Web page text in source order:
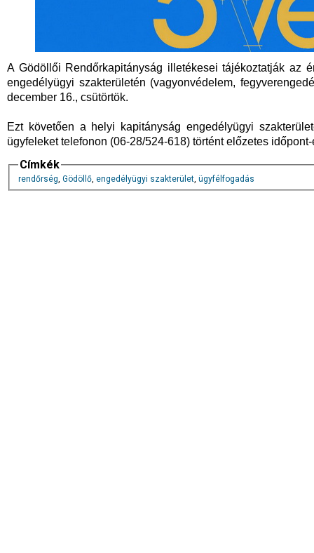
A Gödöllői Rendőrkapitányság illetékesei tájékoztatják az
engedélyügyi szakterületén (vagyonvédelem,
december 16., csütörtök.
Ezt követően a helyi kapitányság engedélyügyi
ügyfeleket telefonon (06-28/524-618) történt előzetes
Címkék
rendőrség, Gödöllő, engedélyügyi szakterület, ügyfélfogadás